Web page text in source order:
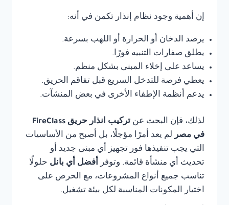
إن أهمية وجود نظام إنذار تكمن في أنه:
يرصد الدخان أو الحرارة أو اللهب بسرعة.
يطلق صفارات التنبيه فورًا.
يساعد على إخلاء المبنى بشكل منظم.
يعطي فرصة للتدخل السريع قبل تفاقم الحريق.
يدعم أنظمة الإطفاء الأخرى في بعض المنشآت.
لذلك، فإن البحث عن
تركيب انذار حريق FireClass
في مصر لم يعد أمرًا مؤجلًا، بل أصبح من الأساسيات
التي يجب تنفيذها فور تجهيز أي مبنى جديد أو
تحديث أي منشأة قائمة. وتوفر أفضل أي بانل حلولًا
تناسب جميع أنواع المشروعات، مع الحرص على
اختيار المكونات المناسبة لكل بيئة تشغيل.